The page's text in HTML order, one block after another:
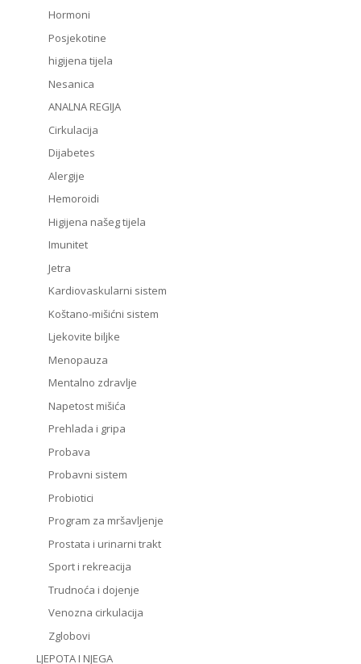
Hormoni
Posjekotine
higijena tijela
Nesanica
ANALNA REGIJA
Cirkulacija
Dijabetes
Alergije
Hemoroidi
Higijena našeg tijela
Imunitet
Jetra
Kardiovaskularni sistem
Koštano-mišićni sistem
Ljekovite biljke
Menopauza
Mentalno zdravlje
Napetost mišića
Prehlada i gripa
Probava
Probavni sistem
Probiotici
Program za mršavljenje
Prostata i urinarni trakt
Sport i rekreacija
Trudnoća i dojenje
Venozna cirkulacija
Zglobovi
LJEPOTA I NJEGA